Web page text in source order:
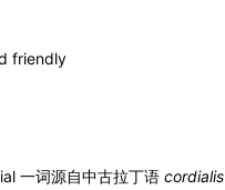
friendly
一词源自中古拉丁语 cordialis